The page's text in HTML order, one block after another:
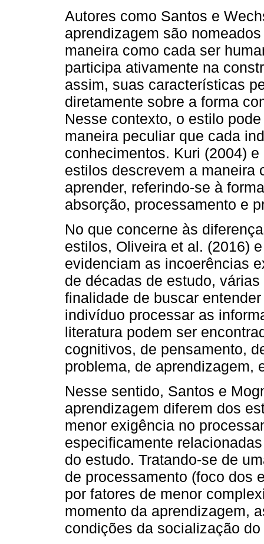
Autores como Santos e
aprendizagem são
maneira como cada ser
participa ativamente na
assim, suas características
diretamente sobre a forma
Nesse contexto, o estilo
maneira peculiar que cada
conhecimentos. Kuri (2004)
estilos descrevem a maneira
aprender, referindo-se à
absorção, processamento e
No que concerne às
estilos, Oliveira et al. (2016)
evidenciam as incoerências
de décadas de estudo,
finalidade de buscar
indivíduo processar as
literatura podem ser
cognitivos, de pensamento,
problema, de aprendizagem,
Nesse sentido, Santos e
aprendizagem diferem dos
menor exigência no
especificamente
do estudo. Tratando-se de
de processamento (foco dos
por fatores de menor
momento da aprendizagem,
condições da socialização